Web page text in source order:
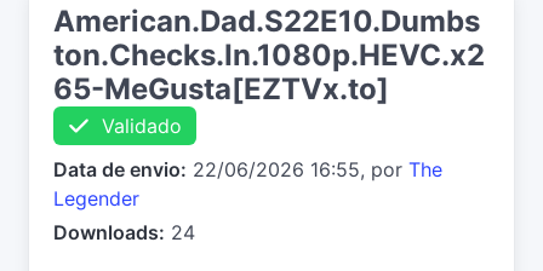
American.Dad.S22E10.Dumbs
ton.Checks.In.1080p.HEVC.x2
65-MeGusta[EZTVx.to]
Validado
Data de envio: 22/06/2026 16:55, por The
Legender
Downloads: 24